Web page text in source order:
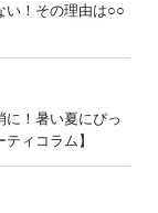
い！その理由は○○
に！暑い夏にぴっ
ィコラム】